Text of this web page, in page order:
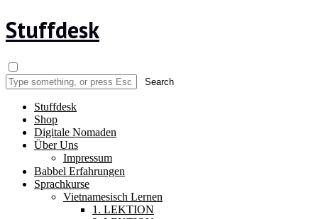
Stuffdesk
Stuffdesk
Shop
Digitale Nomaden
Über Uns
Impressum
Babbel Erfahrungen
Sprachkurse
Vietnamesisch Lernen
1. LEKTION